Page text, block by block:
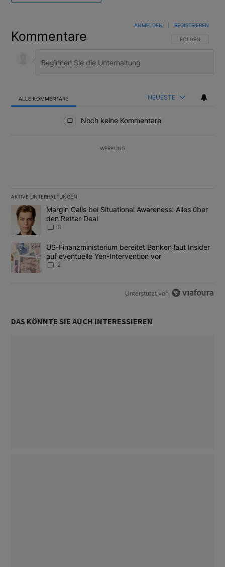
Kommentare FOLGE DIESER
FOLGEN
ANMELDEN REGISTRIEREN
ALLE KOMMENTARE NEUESTE
Noch keine Kommentare
WERBUNG
AKTIVE UNTERHALTUNGEN
Das Folgende ist eine Liste der am meisten kommentierten
Ein Trendartikel mit dem Titel "Margin Calls bei Situational
Margin Calls bei Situational Awareness: Alles über
den Retter-Deal
3
Ein Trendartikel mit dem Titel "US-Finanzministerium bereitet
US-Finanzministerium bereitet Banken laut Insider
auf eventuelle Yen-Intervention vor
2
Unterstützt von
DAS KÖNNTE SIE AUCH INTERESSIEREN